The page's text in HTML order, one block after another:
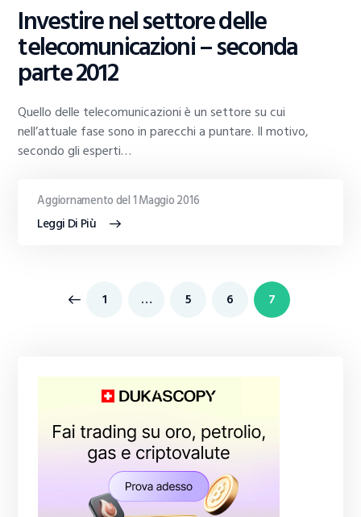
Investire nel settore delle
telecomunicazioni – seconda
parte 2012
Quello delle telecomunicazioni è un settore su cui
nell’attuale fase sono in parecchi a puntare. Il motivo,
secondo gli esperti…
Leggi Di Più
Aggiornamento del 1 Maggio 2016
PaginazionePAGINA
1 … PAGINA
5 PAGINA
6 PAGINA
7